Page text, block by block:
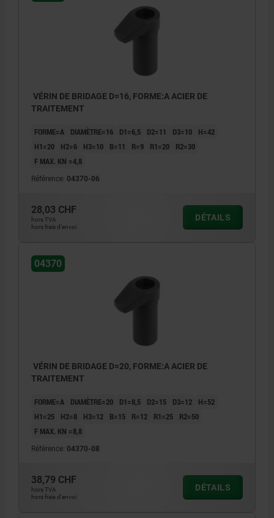
VÉRIN DE BRIDAGE D=16, FORME:A ACIER DE
TRAITEMENT
FORME=A DIAMÈTRE=16 D1=6,5 D2=11 D3=10
H=42
H1=20
H2=6 H3=10 B=11 R=9 R1=20
R2=30
F MAX. KN =4,8
Référence: 04370-06
28,03 CHF
hors TVA
hors frais d’envoi
DÉTAILS
04370
VÉRIN DE BRIDAGE D=20, FORME:A ACIER DE
TRAITEMENT
FORME=A DIAMÈTRE=20 D1=8,5 D2=15 D3=12
H=52
H1=25
H2=8 H3=12 B=15 R=12 R1=25
R2=50
F MAX. KN =8,8
Référence: 04370-08
38,79 CHF
hors TVA
hors frais d’envoi
DÉTAILS